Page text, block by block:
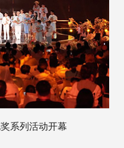
系列活动开幕